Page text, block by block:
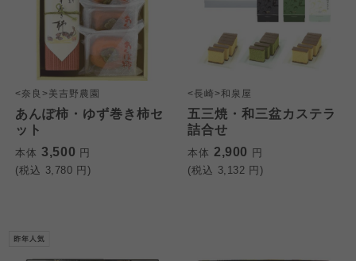
<奈良>美吉野農園
あんぽ柿・ゆず巻き柿セ
ット
本体 3,500 円
(税込 3,780 円)
<長崎>和泉屋
五三焼・和三盆カステラ
詰合せ
本体 2,900 円
(税込 3,132 円)